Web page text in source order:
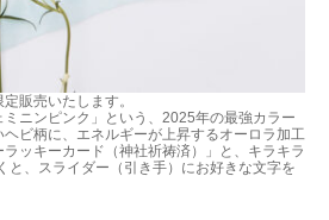
販売いたします。
ニンピンク」という、2025年の最強カラー
ビ柄に、エネルギーが上昇するオーロラ加工
ッキーカード（神社祈祷済）」と、キラキラ
、スライダー（引き手）にお好きな文字を